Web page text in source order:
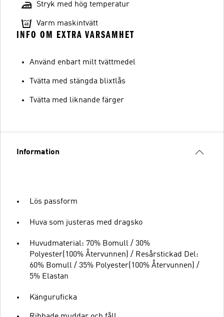
Stryk med hög temperatur
Varm maskintvätt
INFO OM EXTRA VARSAMHET
Använd enbart milt tvättmedel
Tvätta med stängda blixtlås
Tvätta med liknande färger
Information
Lös passform
Huva som justeras med dragsko
Huvudmaterial: 70% Bomull / 30%
Polyester(100% Återvunnen) / Resårstickad Del:
60% Bomull / 35% Polyester(100% Återvunnen) /
5% Elastan
Känguruficka